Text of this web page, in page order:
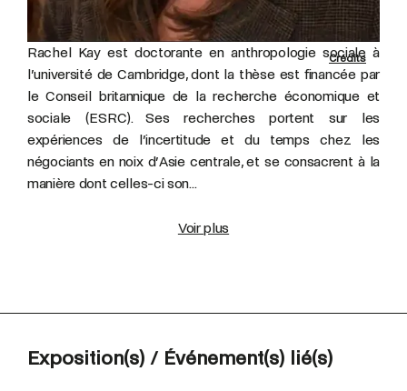
Crédits
Rachel Kay est doctorante en anthropologie sociale à
l’université de Cambridge, dont la thèse est financée par
le Conseil britannique de la recherche économique et
sociale (ESRC). Ses recherches portent sur les
expériences de l’incertitude et du temps chez les
négociants en noix d’Asie centrale, et se consacrent à la
manière dont celles-ci son...
Voir plus
Exposition(s) / Événement(s) lié(s)